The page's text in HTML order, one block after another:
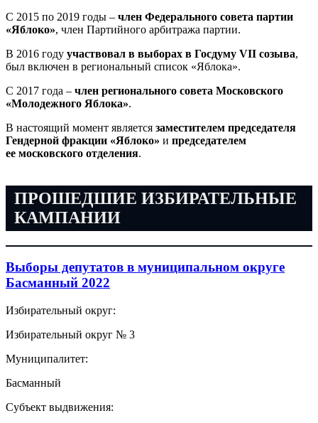
С 2015 по 2019 годы – член Федерального совета партии
«Яблоко», член Партийного арбитража партии.
В 2016 году участвовал в выборах в Госдуму VII созыва,
был включен в региональный список «Яблока».
С 2017 года – член регионального совета Московского
«Молодежного Яблока».
В настоящий момент является заместителем председателя
Гендерной фракции «Яблоко» и председателем
ее московского отделения.
ПРОШЕДШИЕ ИЗБИРАТЕЛЬНЫЕ
КАМПАНИИ
Выборы депутатов в муниципальном округе
Басманный 2022
Избирательный округ:
Избирательный округ № 3
Муниципалитет:
Басманный
Субъект выдвижения: